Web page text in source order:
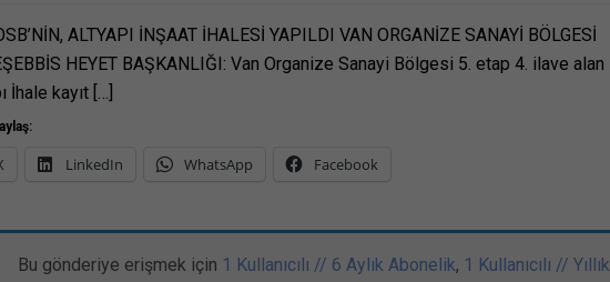
ALTYAPI İNŞAAT İHALESİ YAPILDI VAN ORGANİZE SANAYİ BÖLGESİ
HEYET BAŞKANLIĞI: Van Organize Sanayi Bölgesi 5. etap 4. ilave alan
İhale kayıt […]
LinkedIn WhatsApp Facebook
Bu gönderiye erişmek için 1 Kullanıcılı // 6 Aylık Abonelik, 1 Kullanıcılı // Yıllık